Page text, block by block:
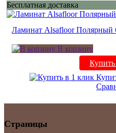
Бесплатная доставка
Ламинат Alsafloor Полярный
В корзину
Страницы